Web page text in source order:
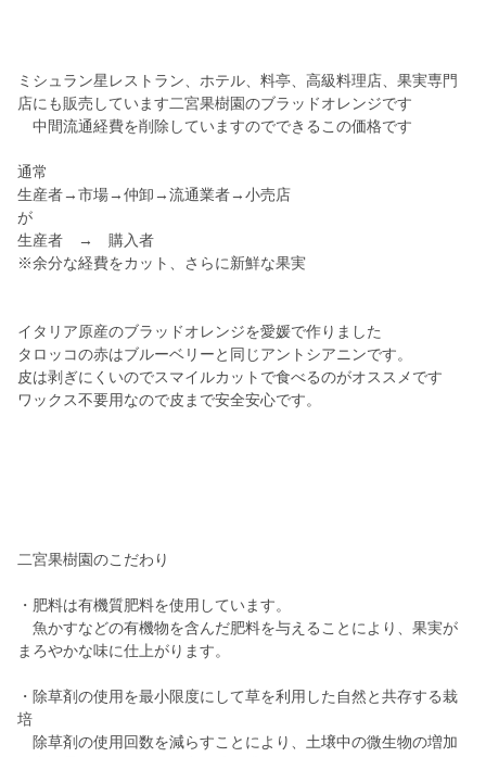
ミシュラン星レストラン、ホテル、料亭、高級料理店、果実専門
店にも販売しています二宮果樹園のブラッドオレンジです
中間流通経費を削除していますのでできるこの価格です
通常
生産者→市場→仲卸→流通業者→小売店
が
生産者 → 購入者
※余分な経費をカット、さらに新鮮な果実
イタリア原産のブラッドオレンジを愛媛で作りました
タロッコの赤はブルーベリーと同じアントシアニンです。
皮は剥ぎにくいのでスマイルカットで食べるのがオススメです
ワックス不要用なので皮まで安全安心です。
二宮果樹園のこだわり
・肥料は有機質肥料を使用しています。
魚かすなどの有機物を含んだ肥料を与えることにより、果実が
まろやかな味に仕上がります。
・除草剤の使用を最小限度にして草を利用した自然と共存する栽
培
除草剤の使用回数を減らすことにより、土壌中の微生物の増加